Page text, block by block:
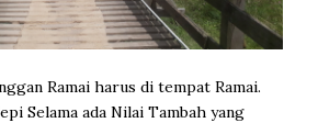
Ramai harus di tempat Ramai.
Selama ada Nilai Tambah yang